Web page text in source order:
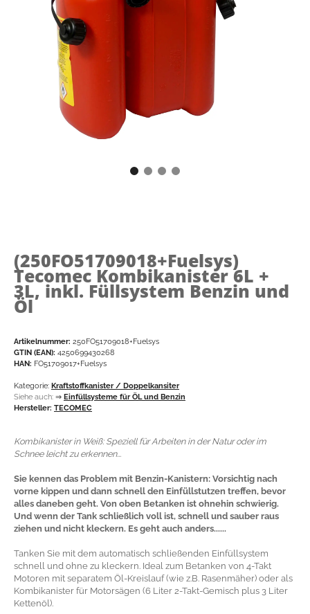
(250FO51709018+Fuelsys)
Tecomec Kombikanister 6L +
3L, inkl. Füllsystem Benzin und
Öl
Artikelnummer: 250FO51709018+Fuelsys
GTIN (EAN): 4250699430268
HAN: FO51709017+Fuelsys
Kategorie: Kraftstoffkanister / Doppelkansiter
Siehe auch: ⇒ Einfüllsysteme für ÖL und Benzin
Hersteller: TECOMEC
Kombikanister in Weiß: Speziell für Arbeiten in der Natur oder im
Schnee leicht zu erkennen...
Sie kennen das Problem mit Benzin-Kanistern: Vorsichtig nach
vorne kippen und dann schnell den Einfüllstutzen treffen, bevor
alles daneben geht. Von oben Betanken ist ohnehin schwierig.
Und wenn der Tank schließlich voll ist, schnell und sauber raus
ziehen und nicht kleckern. Es geht auch anders......
Tanken Sie mit dem automatisch schließenden Einfüllsystem
schnell und ohne zu kleckern. Ideal zum Betanken von 4-Takt
Motoren mit separatem Öl-Kreislauf (wie z.B. Rasenmäher) oder als
Kombikanister für Motorsägen (6 Liter 2-Takt-Gemisch plus 3 Liter
Kettenöl).